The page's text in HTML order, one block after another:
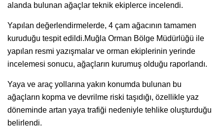
alanda bulunan ağaçlar teknik ekiplerce incelendi.
Yapılan değerlendirmelerde, 4 çam ağacının tamamen
kuruduğu tespit edildi.Muğla Orman Bölge Müdürlüğü ile
yapılan resmi yazışmalar ve orman ekiplerinin yerinde
incelemesi sonucu, ağaçların kurumuş olduğu raporlandı.
Yaya ve araç yollarına yakın konumda bulunan bu
ağaçların kopma ve devrilme riski taşıdığı, özellikle yaz
döneminde artan yaya trafiği nedeniyle tehlike oluşturduğu
belirlendi.